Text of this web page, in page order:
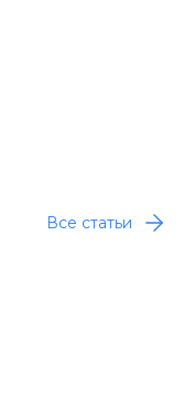
Все статьи